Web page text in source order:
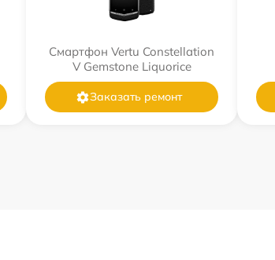
Смартфон Vertu Constellation
V Gemstone Liquorice
Заказать ремонт